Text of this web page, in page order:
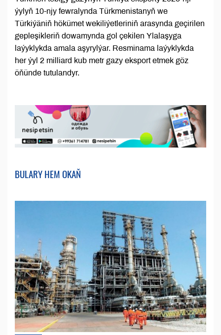
ýylyň 10-njy fewralynda Türkmenistanyň we
Türkiýäniň hökümet wekiliýetleriniň arasynda geçirilen
gepleşikleriň dowamynda gol çekilen Ylalaşyga
laýyklykda amala aşyrylýar. Resminama laýyklykda
her ýyl 2 milliard kub metr gazy eksport etmek göz
öňünde tutulandyr.
BULARY HEM OKAŇ